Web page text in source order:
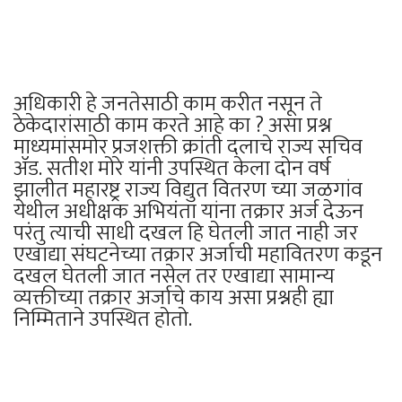
अधिकारी हे जनतेसाठी काम करीत नसून ते
ठेकेदारांसाठी काम करते आहे का ? असा प्रश्न
माध्यमांसमोर प्रजशक्ती क्रांती दलाचे राज्य सचिव
ॲड. सतीश मोरे यांनी उपस्थित केला दोन वर्ष
झालीत महारष्ट्र राज्य विद्युत वितरण च्या जळगांव
येथील अधीक्षक अभियंता यांना तक्रार अर्ज देऊन
परंतु त्याची साधी दखल हि घेतली जात नाही जर
एखाद्या संघटनेच्या तक्रार अर्जाची महावितरण कडून
दखल घेतली जात नसेल तर एखाद्या सामान्य
व्यक्तीच्या तक्रार अर्जाचे काय असा प्रश्नही ह्या
निम्मिताने उपस्थित होतो.